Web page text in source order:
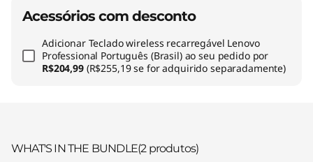
Acessórios com desconto
Adicionar Teclado wireless recarregável Lenovo
Professional Português (Brasil)ao seu pedido por
R$204,99 (R$255,19 se for adquirido separadamente)
WHAT'S IN THE BUNDLE(2 produtos)